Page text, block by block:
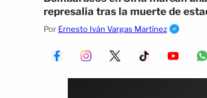
represalia tras la muerte de
Por Ernesto Iván Vargas Martínez